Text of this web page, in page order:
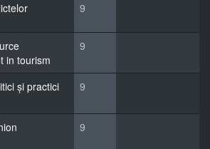
9
in tourism
9
și practici
9
9